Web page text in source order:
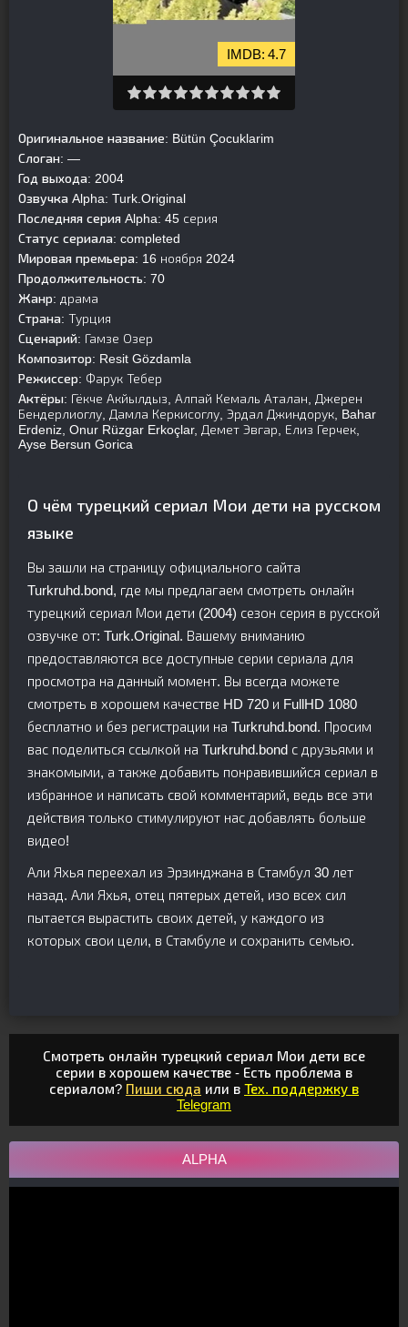
4.7
Оригинальное название: Bütün Çocuklarim
Слоган: —
Год выхода: 2004
Озвучка Alpha: Turk.Original
Последняя серия Alpha: 45 серия
Статус сериала: completed
Мировая премьера: 16 ноября 2024
Продолжительность: 70
Жанр: драма
Страна: Турция
Сценарий: Гамзе Озер
Композитор: Resit Gözdamla
Режиссер: Фарук Тебер
Актёры: Гёкче Акйылдыз, Алпай Кемаль Аталан, Джерен
Бендерлиоглу, Дамла Керкисоглу, Эрдал Джиндорук, Bahar
Erdeniz, Onur Rüzgar Erkoçlar, Демет Эвгар, Елиз Герчек,
Ayse Bersun Gorica
О чём турецкий сериал Мои дети на русском
языке
Вы зашли на страницу официального сайта
Turkruhd.bond, где мы предлагаем смотреть онлайн
турецкий сериал Мои дети (2004) сезон серия в русской
озвучке от: Turk.Original. Вашему вниманию
предоставляются все доступные серии сериала для
просмотра на данный момент. Вы всегда можете
смотреть в хорошем качестве HD 720 и FullHD 1080
бесплатно и без регистрации на Turkruhd.bond. Просим
вас поделиться ссылкой на Turkruhd.bond с друзьями и
знакомыми, а также добавить понравившийся сериал в
избранное и написать свой комментарий, ведь все эти
действия только стимулируют нас добавлять больше
видео!
Али Яхья переехал из Эрзинджана в Стамбул 30 лет
назад. Али Яхья, отец пятерых детей, изо всех сил
пытается вырастить своих детей, у каждого из
которых свои цели, в Стамбуле и сохранить семью.
Смотреть онлайн турецкий сериал Мои дети все
серии в хорошем качестве - Есть проблема в
сериалом? Пиши сюда или в Тех. поддержку в
Telegram
ALPHA